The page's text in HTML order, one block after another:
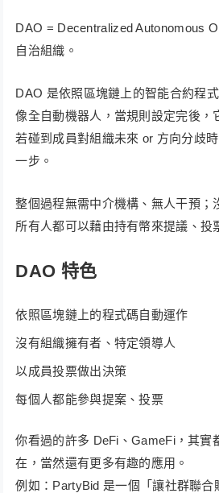
DAO = Decentralized Autonomous
自治組織。
DAO 是依照區塊鏈上的智能合約程
像全自動機器人，當規則設定完後，
若碰到成員對組織未來 or 方向分歧
一步。
整個過程無需中介機構、無人干預；
所有人都可以藉由持有幣來提議、投
DAO 特色
依照區塊鏈上的程式碼自動運作
沒有組織擁有者、特定領導人
以成員投票做出決策
每個人都能參與提案、投票
你看過的許多 DeFi、GameFi，其實
在，當然還有更多有趣的應用。
例如：PartyBid 是一個「讓社群聯合